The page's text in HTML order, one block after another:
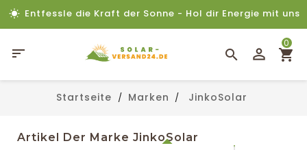
Entfessle die Kraft der Sonne - Hol dir Energie mit uns

0
Startseite Marken JinkoSolar
Artikel Der Marke JinkoSolar